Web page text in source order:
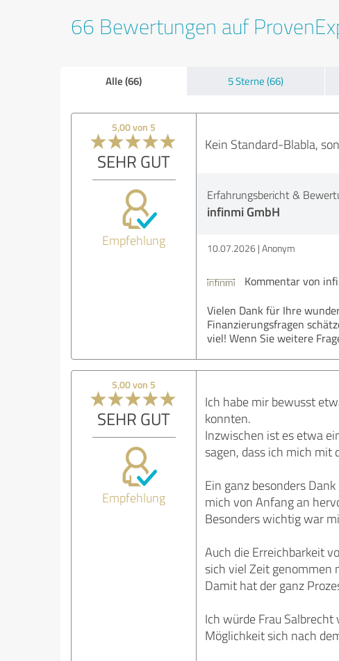
66 Bewertungen auf
Alle (66) 5 Sterne (66)
5,00 von 5
SEHR GUT
Empfehlung
Kein Standard-Blabla,
Erfahrungsbericht &
infinmi GmbH
10.07.2026 Anonym
Kommentar von
Vielen Dank für Ihre
Finanzierungsfragen
viel! Wenn Sie weitere
5,00 von 5
SEHR GUT
Empfehlung
Ich habe mir bewusst
konnten.
Inzwischen ist es etwa
sagen, dass ich mich mit
Ein ganz besonders
mich von Anfang an
Besonders wichtig war
Auch die Erreichbarkeit
sich viel Zeit genommen
Damit hat der ganz
Ich würde Frau
Möglichkeit sich nach